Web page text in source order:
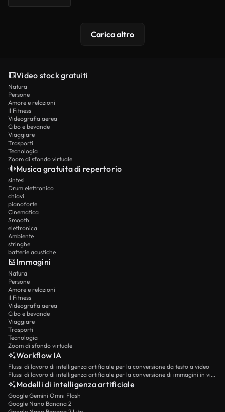
Carica altro
Video stock gratuiti
Natura
Persone
Amore e relazioni
Il Fitness
Videografia aerea
Cibo e bevande
Viaggiare
Trasporti
Tecnologia
Zoom di sfondo virtuale
Musica gratuita di repertorio
sintesi
Drum elettronico
chiavi
pianoforte
Cinematica
Smooth
elettronica
Ambiente
stringhe
batterie acustiche
Immagini
Natura
Persone
Amore e relazioni
Il Fitness
Videografia aerea
Cibo e bevande
Viaggiare
Trasporti
Tecnologia
Zoom di sfondo virtuale
Workflow IA
Flussi di lavoro di intelligenza artificiale per la conversione da testo a video
Flussi di lavoro di intelligenza artificiale per la conversione di immagini in video
Modelli di intelligenza artificiale
Google Gemini Omni Flash
Google Nano Banana 2